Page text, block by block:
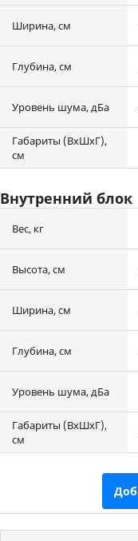
Ширина, см
Глубина, см
Уровень шума, дБа
Габариты (ВхШхГ),
см
Внутренний блок
Вес, кг
Высота, см
Ширина, см
Глубина, см
Уровень шума, дБа
Габариты (ВхШхГ),
см